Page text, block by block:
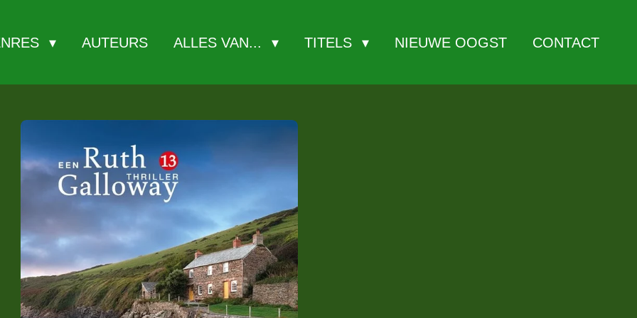
AUTEURS ALLES VAN... TITELS NIEUWE OOGST CONTACT